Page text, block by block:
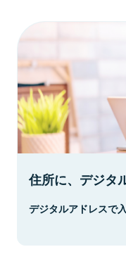
住所に、デジタ
デジタルアドレスで